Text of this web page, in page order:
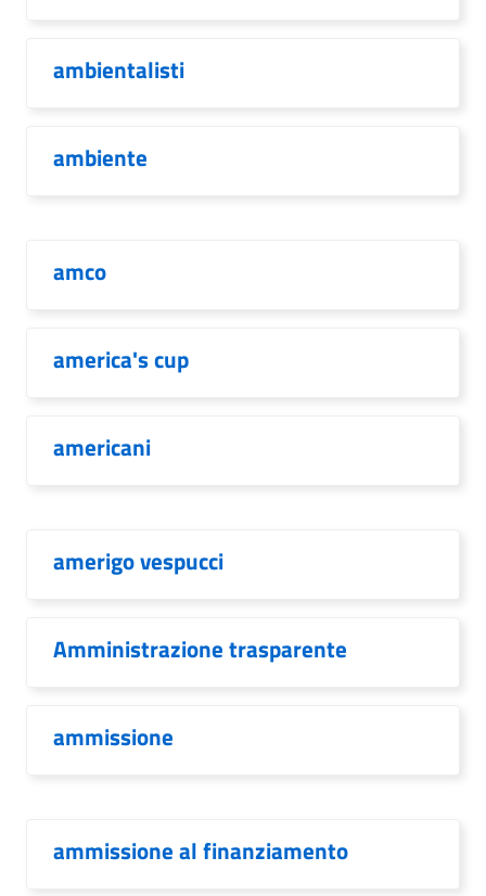
ambientalisti
ambiente
amco
america's cup
americani
amerigo vespucci
Amministrazione trasparente
ammissione
ammissione al finanziamento